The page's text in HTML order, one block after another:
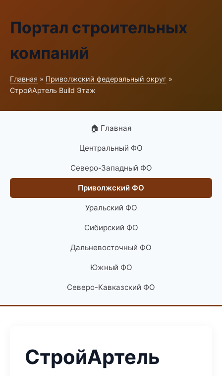
Портал строительных
компаний
Главная » Приволжский федеральный округ »
СтройАртель Build Этаж
🏠 Главная
Центральный ФО
Северо-Западный ФО
Приволжский ФО
Уральский ФО
Сибирский ФО
Дальневосточный ФО
Южный ФО
Северо-Кавказский ФО
СтройАртель